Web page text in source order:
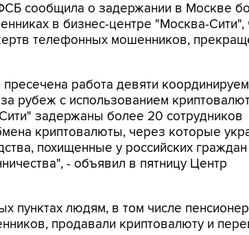
ФСБ сообщила о задержании в Москве
в бизнес-центре "Москва-Сити",
телефонных мошенников,
работа девяти
рубеж с использованием
задержаны более 20 сотрудников
криптовалюты, через которые
похищенные у российских
- объявил в пятницу Центр
пунктах людям, в том числе
продавали криптовалюту и